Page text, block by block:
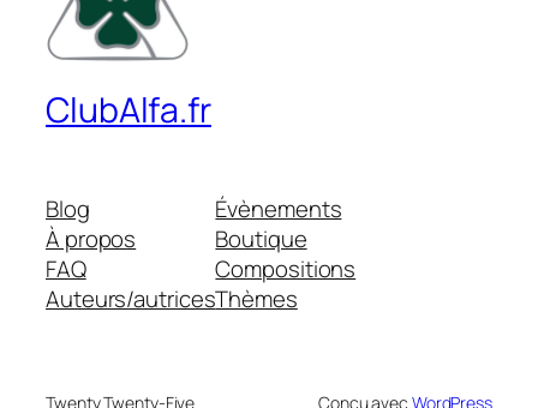
ClubAlfa.fr
Blog
À propos
FAQ
Auteurs/autrices
Évènements
Boutique
Compositions
Thèmes
Twenty Twenty-Five Conçu avec WordPress